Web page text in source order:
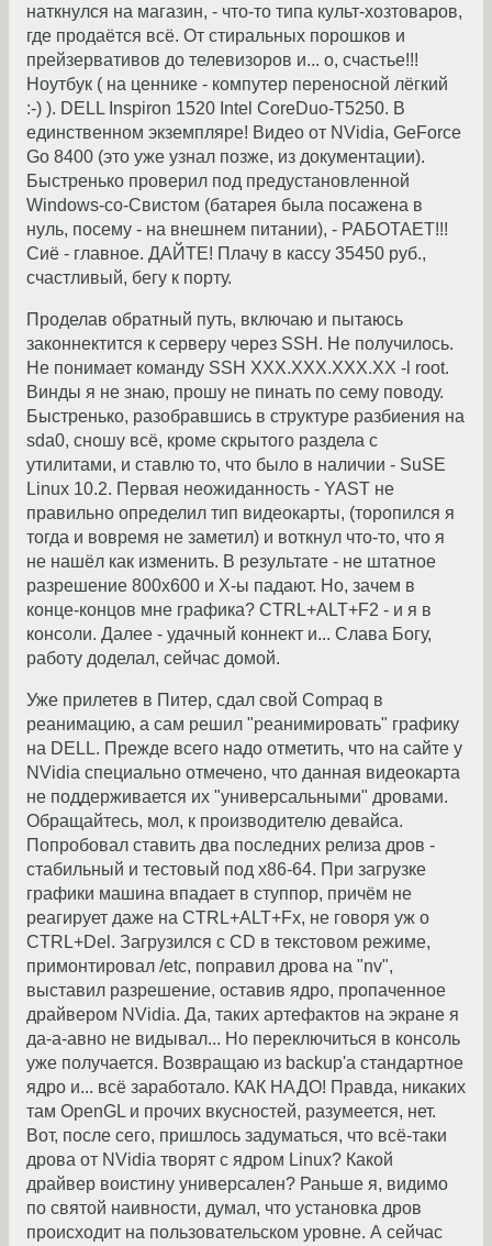
наткнулся на магазин, - что-то типа культ-хозтоваров,
где продаётся всё. От стиральных порошков и
прейзервативов до телевизоров и... о, счастье!!!
Ноутбук ( на ценнике - компутер переносной лёгкий
:-) ). DELL Inspiron 1520 Intel CoreDuo-T5250. В
единственном экземпляре! Видео от NVidia, GeForce
Go 8400 (это уже узнал позже, из документации).
Быстренько проверил под предустановленной
Windows-со-Свистом (батарея была посажена в
нуль, посему - на внешнем питании), - РАБОТАЕТ!!!
Сиё - главное. ДАЙТЕ! Плачу в кассу 35450 руб.,
счастливый, бегу к порту.
Проделав обратный путь, включаю и пытаюсь
законнектится к серверу через SSH. Не получилось.
Не понимает команду SSH XXX.XXX.XXX.XX -l root.
Винды я не знаю, прошу не пинать по сему поводу.
Быстренько, разобравшись в структуре разбиения на
sda0, сношу всё, кроме скрытого раздела с
утилитами, и ставлю то, что было в наличии - SuSE
Linux 10.2. Первая неожиданность - YAST не
правильно определил тип видеокарты, (торопился я
тогда и вовремя не заметил) и воткнул что-то, что я
не нашёл как изменить. В результате - не штатное
разрешение 800х600 и X-ы падают. Но, зачем в
конце-концов мне графика? CTRL+ALT+F2 - и я в
консоли. Далее - удачный коннект и... Слава Богу,
работу доделал, сейчас домой.
Уже прилетев в Питер, сдал свой Compaq в
реанимацию, а сам решил "реанимировать" графику
на DELL. Прежде всего надо отметить, что на сайте у
NVidia специально отмечено, что данная видеокарта
не поддерживается их "универсальными" дровами.
Обращайтесь, мол, к производителю девайса.
Попробовал ставить два последних релиза дров -
стабильный и тестовый под х86-64. При загрузке
графики машина впадает в ступпор, причём не
реагирует даже на CTRL+ALT+Fx, не говоря уж о
CTRL+Del. Загрузился с CD в текстовом режиме,
примонтировал /etc, поправил дрова на "nv",
выставил разрешение, оставив ядро, пропаченное
драйвером NVidia. Да, таких артефактов на экране я
да-а-авно не видывал... Но переключиться в консоль
уже получается. Возвращаю из backup'a стандартное
ядро и... всё заработало. КАК НАДО! Правда, никаких
там OpenGL и прочих вкусностей, разумеется, нет.
Вот, после сего, пришлось задуматься, что всё-таки
дрова от NVidia творят с ядром Linux? Какой
драйвер воистину универсален? Раньше я, видимо
по святой наивности, думал, что установка дров
происходит на пользовательском уровне. А сейчас